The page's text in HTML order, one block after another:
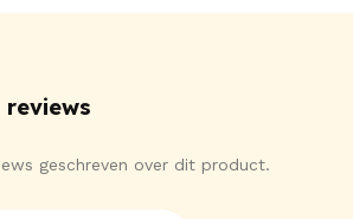
geschreven over dit product.